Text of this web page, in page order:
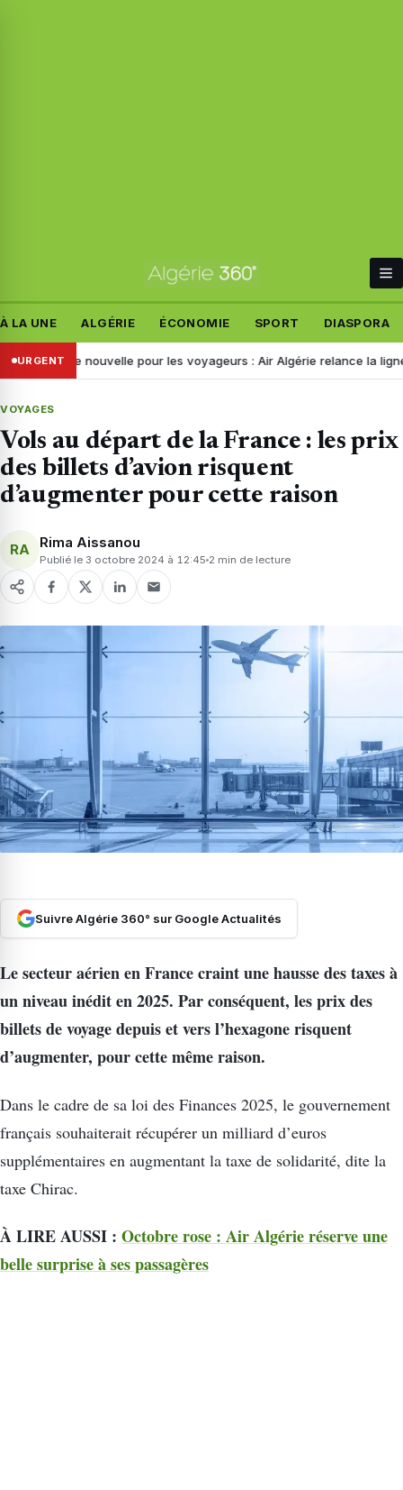
À LA UNE ALGÉRIE ÉCONOMIE SPORT DIASPORA
URGENT
nouvelle pour les voyageurs : Air Algérie relance la ligne
VOYAGES
Vols au départ de la France : les prix
des billets d’avion risquent
d’augmenter pour cette raison
RA Rima Aissanou
Publié le 3 octobre 2024 à 12:45 2 min de lecture
Suivre Algérie 360° sur Google Actualités
Le secteur aérien en France craint une hausse des taxes à
un niveau inédit en 2025. Par conséquent, les prix des
billets de voyage depuis et vers l’hexagone risquent
d’augmenter, pour cette même raison.
Dans le cadre de sa loi des Finances 2025, le gouvernement
français souhaiterait récupérer un milliard d’euros
supplémentaires en augmentant la taxe de solidarité, dite la
taxe Chirac.
À LIRE AUSSI : Octobre rose : Air Algérie réserve une
belle surprise à ses passagères